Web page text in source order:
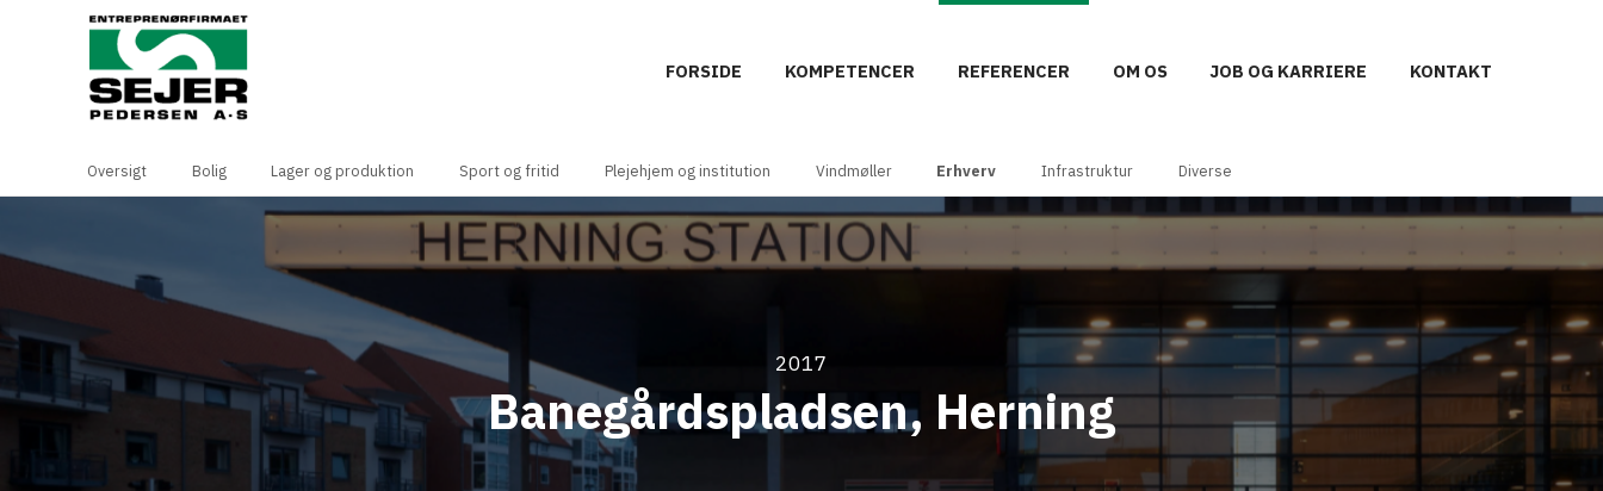
FORSIDE KOMPETENCER REFERENCER OM OS JOB OG KARRIERE KONTAKT
Oversigt Bolig Lager og produktion Sport og fritid Plejehjem og institution Vindmøller Erhverv Infrastruktur Diverse
2017
Banegårdspladsen, Herning